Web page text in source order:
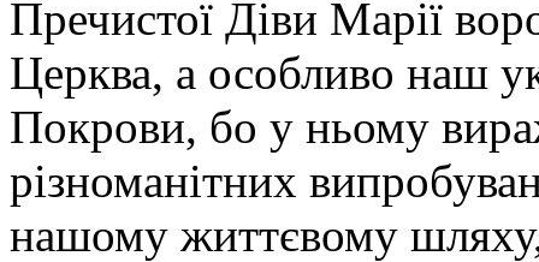
Пречистої Діви Марії
Церква, а особливо наш
Покрови, бо у ньому
різноманітних
нашому життєвому